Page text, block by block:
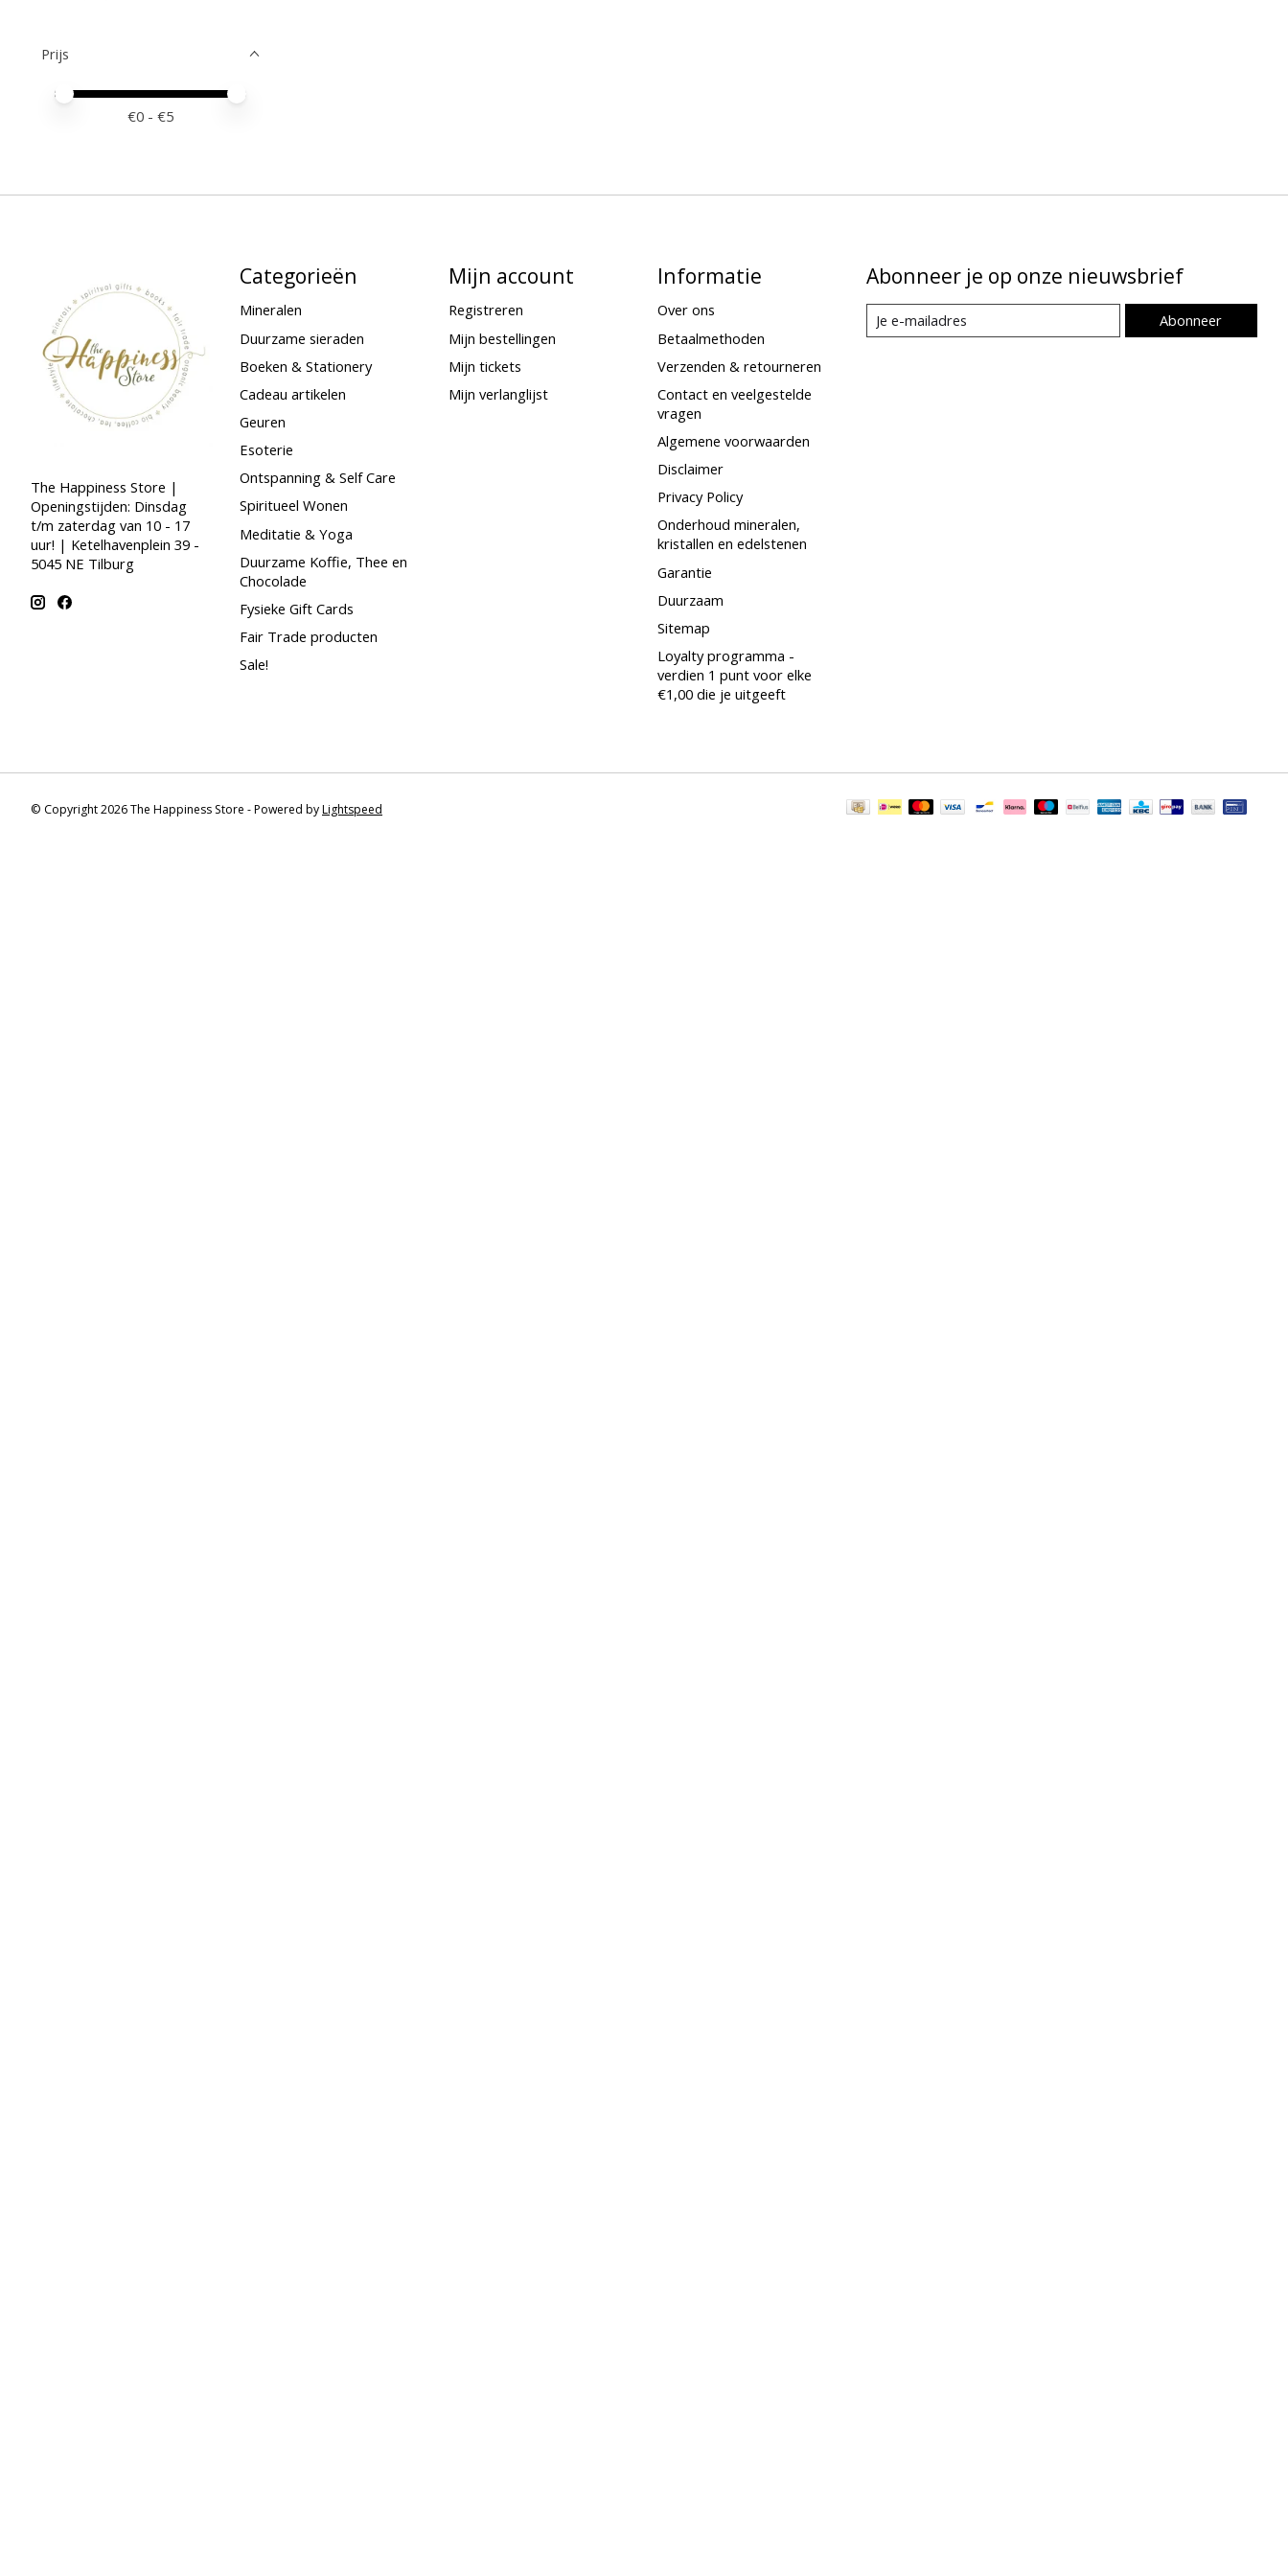
Prijs
Minimale prijswaarde
Price maximum value
€0 - €5
The Happiness Store |
Openingstijden: Dinsdag
t/m zaterdag van 10 - 17
uur! | Ketelhavenplein 39 -
5045 NE Tilburg
Categorieën
Mineralen
Duurzame sieraden
Boeken & Stationery
Cadeau artikelen
Geuren
Esoterie
Ontspanning & Self Care
Spiritueel Wonen
Meditatie & Yoga
Duurzame Koffie, Thee en
Chocolade
Fysieke Gift Cards
Fair Trade producten
Sale!
Mijn account
Registreren
Mijn bestellingen
Mijn tickets
Mijn verlanglijst
Informatie
Over ons
Betaalmethoden
Verzenden & retourneren
Contact en veelgestelde
vragen
Algemene voorwaarden
Disclaimer
Privacy Policy
Onderhoud mineralen,
kristallen en edelstenen
Garantie
Duurzaam
Sitemap
Loyalty programma -
verdien 1 punt voor elke
€1,00 die je uitgeeft
Abonneer je op onze nieuwsbrief
Abonneer
© Copyright 2026 The Happiness Store - Powered byLightspeed